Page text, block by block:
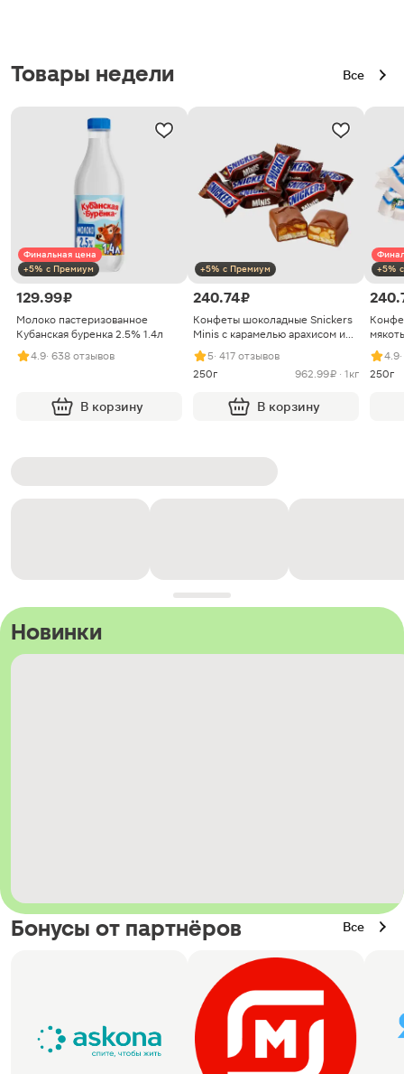
Товары недели Все
Финальная цена
+5% с Премиум
129.99 ₽
Молоко пастеризованное
Кубанская буренка 2.5% 1.4л
4.9· 638 отзывов
В корзину
+5% с Премиум
240.74 ₽
Конфеты шоколадные Snickers
Minis с карамелью арахисом и
нугой
5· 417 отзывов
250г
962.99 ₽ · 1кг
В корзину
+5%
4.9
250г
Новинки
Бонусы от партнёров Все